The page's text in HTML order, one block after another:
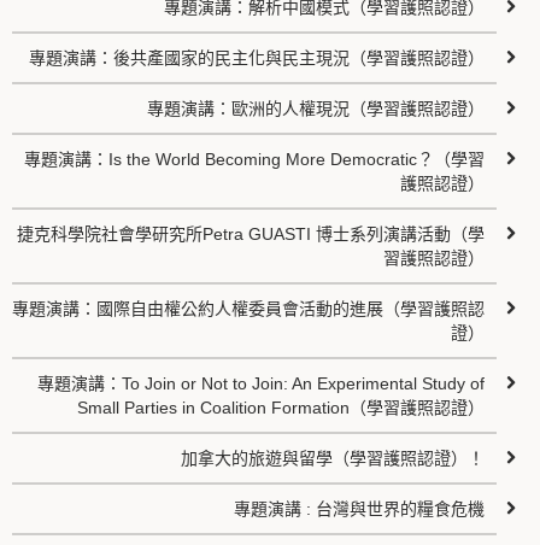
專題演講：解析中國模式（學習護照認證）
專題演講：後共產國家的民主化與民主現況（學習護照認證）
專題演講：歐洲的人權現況（學習護照認證）
專題演講：Is the World Becoming More Democratic？（學習
護照認證）
捷克科學院社會學研究所Petra GUASTI 博士系列演講活動（學
習護照認證）
專題演講：國際自由權公約人權委員會活動的進展（學習護照認
證）
專題演講：To Join or Not to Join: An Experimental Study of
Small Parties in Coalition Formation（學習護照認證）
加拿大的旅遊與留學（學習護照認證）！
專題演講 : 台灣與世界的糧食危機